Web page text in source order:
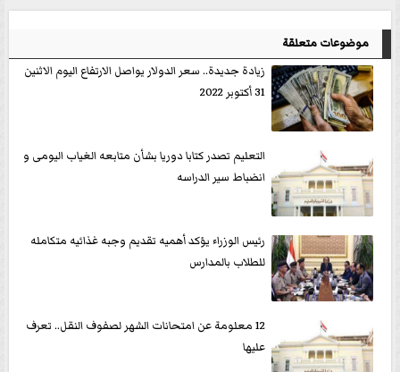
موضوعات متعلقة
زيادة جديدة.. سعر الدولار يواصل الارتفاع اليوم الاثنين
31 أكتوبر 2022
التعليم تصدر كتابا دوريا بشأن متابعه الغياب اليومى و
انضباط سير الدراسه
رئيس الوزراء يؤكد أهميه تقديم وجبه غذائيه متكامله
للطلاب بالمدارس
12 معلومة عن امتحانات الشهر لصفوف النقل.. تعرف
عليها